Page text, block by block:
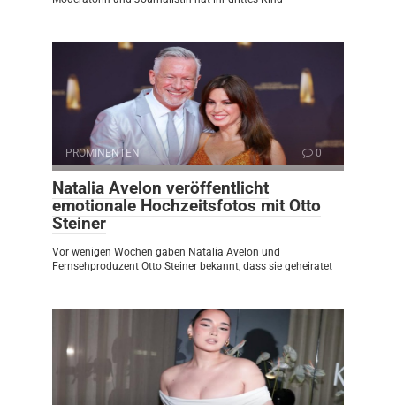
PROMINENTEN 0
Natalia Avelon veröffentlicht
emotionale Hochzeitsfotos mit Otto
Steiner
Vor wenigen Wochen gaben Natalia Avelon und
Fernsehproduzent Otto Steiner bekannt, dass sie geheiratet